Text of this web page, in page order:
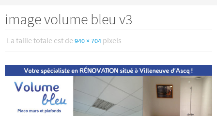
image volume bleu v3
La taille totale est de 940 × 704 pixels